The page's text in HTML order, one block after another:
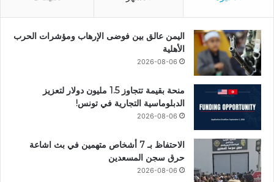
اليمن عالق بين فوضى الإرهاب ومؤشرات الحرب
الأهلية
2026-08-06
منحة بقيمة تتجاوز 1.5 مليون دولار لتعزيز
الدبلوماسية التجارية في تونس!
2026-08-06
الاحتفاظ بـ 7 أشخاص متهمين في بث اشاعة
حرق سجن المسعدين
2026-08-06